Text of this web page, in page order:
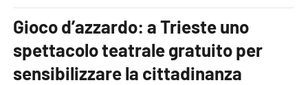
Gioco d’azzardo: a Trieste uno
spettacolo teatrale gratuito per
sensibilizzare la cittadinanza